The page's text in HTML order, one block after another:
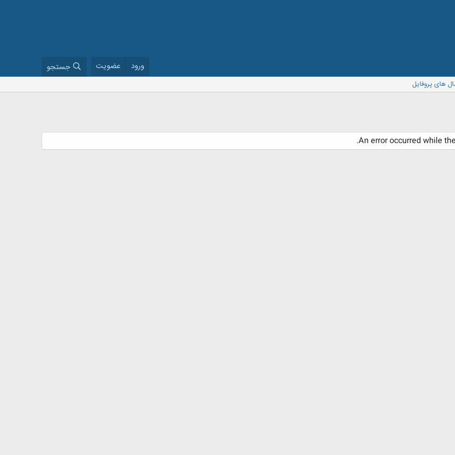
ورود عضویت جستجو
های پروفایل
An error occurred while